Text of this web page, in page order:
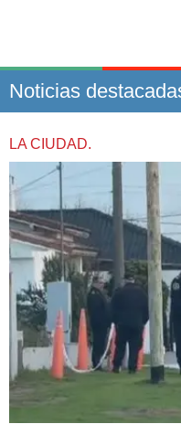
Noticias
LA CIUDAD.